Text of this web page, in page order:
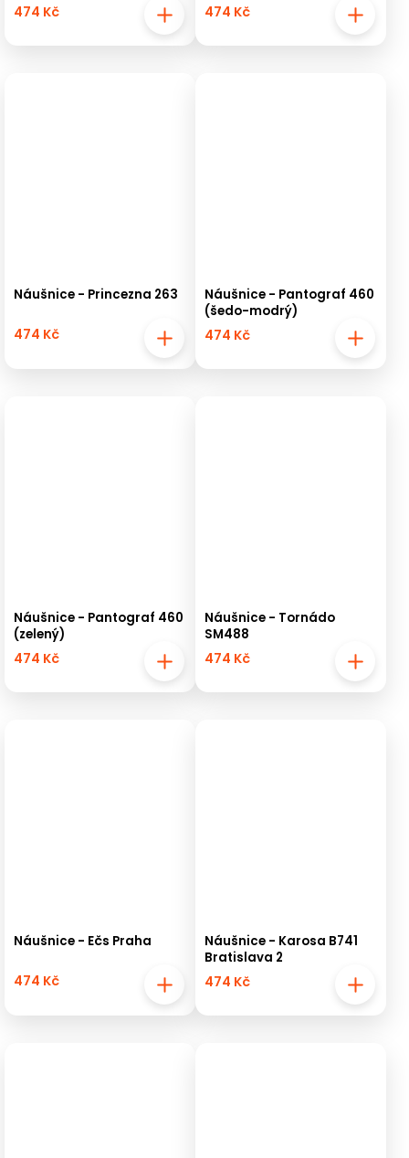
474 Kč 474 Kč
Náušnice - Princezna 263
474 Kč
Náušnice - Pantograf 460
(šedo-modrý)
474 Kč
Náušnice - Pantograf 460
(zelený)
474 Kč
Náušnice - Tornádo
SM488
474 Kč
Náušnice - Ečs Praha
474 Kč
Náušnice - Karosa B741
Bratislava 2
474 Kč